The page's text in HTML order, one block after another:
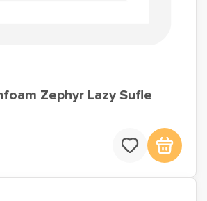
Zephyr Lazy Sufle